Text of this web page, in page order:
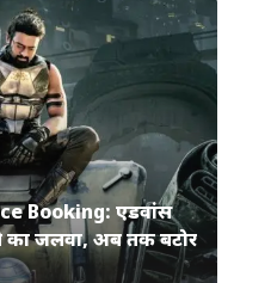
Booking: एडवांस
का जलवा, अब तक बटोर